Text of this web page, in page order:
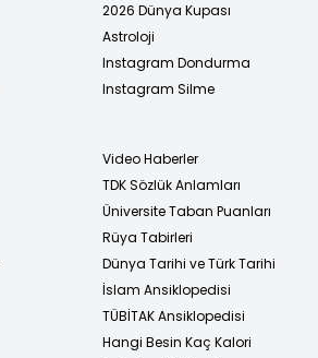
2026 Dünya Kupası
Astroloji
Instagram Dondurma
Instagram Silme
Video Haberler
TDK Sözlük Anlamları
Üniversite Taban Puanları
Rüya Tabirleri
Dünya Tarihi ve Türk Tarihi
İslam Ansiklopedisi
TÜBİTAK Ansiklopedisi
Hangi Besin Kaç Kalori